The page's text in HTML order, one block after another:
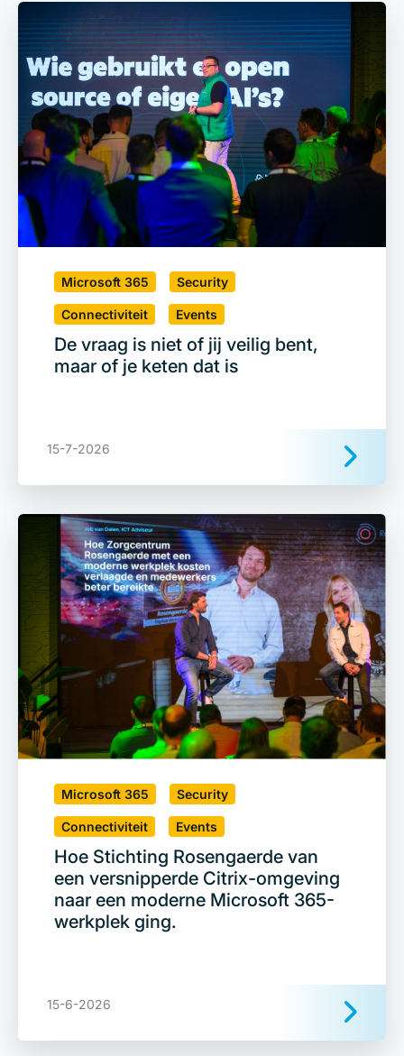
Microsoft 365 Security
Connectiviteit Events
De vraag is niet of jij veilig bent,
maar of je keten dat is
15-7-2026
Microsoft 365 Security
Connectiviteit Events
Hoe Stichting Rosengaerde van
een versnipperde Citrix-omgeving
naar een moderne Microsoft 365-
werkplek ging.
15-6-2026